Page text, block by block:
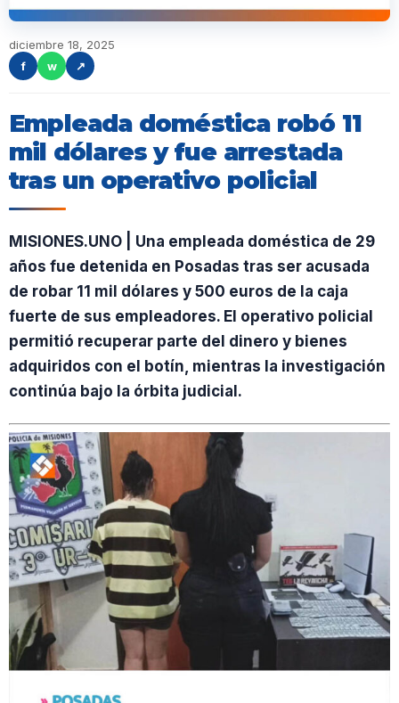
diciembre 18, 2025
f
w ↗
Empleada doméstica robó 11
mil dólares y fue arrestada
tras un operativo policial
MISIONES.UNO | Una empleada doméstica de 29
años fue detenida en Posadas tras ser acusada
de robar 11 mil dólares y 500 euros de la caja
fuerte de sus empleadores. El operativo policial
permitió recuperar parte del dinero y bienes
adquiridos con el botín, mientras la investigación
continúa bajo la órbita judicial.